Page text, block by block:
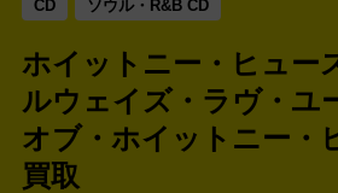
CD ソウル・R&B CD
ホイットニー・ヒュー
ルウェイズ・ラヴ・ユ
オブ・ホイットニー・
買取